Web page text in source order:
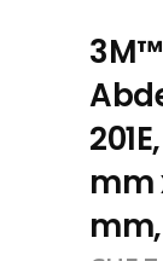
3M™
mm
mm,